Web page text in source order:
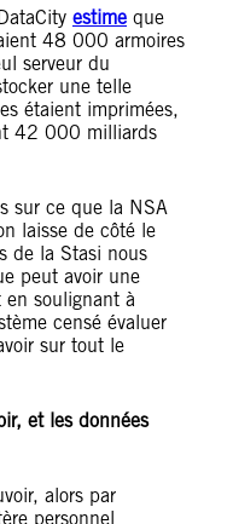
estime que
48 000 armoires
serveur du
une telle
étaient imprimées,
42 000 milliards
sur ce que la NSA
laisse de côté le
de la Stasi nous
peut avoir une
soulignant à
censé évaluer
sur tout le
et les données
alors par
personnel